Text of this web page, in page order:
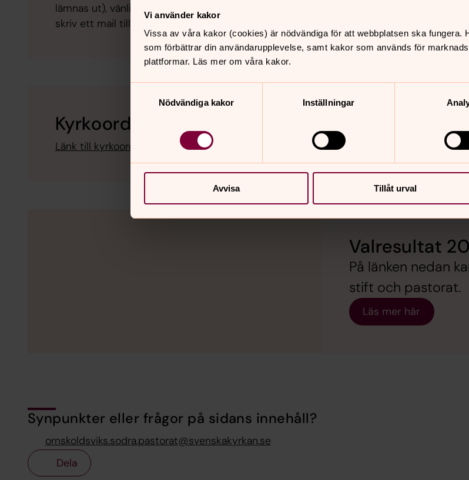
Vi använder kakor
Vissa av våra kakor (cookies) är nödvändiga för att webbplatsen ska
som förbättrar din användarupplevelse, samt kakor som används för
plattformar. Läs mer om våra kakor.
Nödvändiga kakor
Inställningar
Avvisa Tillåt urval
lämnas ut), vänligen kontakta vår expedition i Själevad, tel 0660-59400 eller
skriv ett mail till ornskoldsviks.sodra.pastorat@svenskakyrkan.se
Kyrkoordningen
Länk till kyrkoordningen
Valresultat
På länken nedan
stift och pastorat.
Läs mer här
Synpunkter eller frågor på sidans innehåll?
ornskoldsviks.sodra.pastorat@svenskakyrkan.se
Dela